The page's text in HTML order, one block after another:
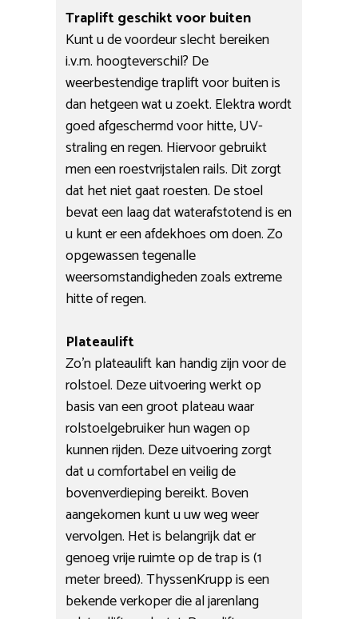
Traplift geschikt voor buiten
Kunt u de voordeur slecht bereiken
i.v.m. hoogteverschil? De
weerbestendige traplift voor buiten is
dan hetgeen wat u zoekt. Elektra wordt
goed afgeschermd voor hitte, UV-
straling en regen. Hiervoor gebruikt
men een roestvrijstalen rails. Dit zorgt
dat het niet gaat roesten. De stoel
bevat een laag dat waterafstotend is en
u kunt er een afdekhoes om doen. Zo
opgewassen tegenalle
weersomstandigheden zoals extreme
hitte of regen.
Plateaulift
Zo’n plateaulift kan handig zijn voor de
rolstoel. Deze uitvoering werkt op
basis van een groot plateau waar
rolstoelgebruiker hun wagen op
kunnen rijden. Deze uitvoering zorgt
dat u comfortabel en veilig de
bovenverdieping bereikt. Boven
aangekomen kunt u uw weg weer
vervolgen. Het is belangrijk dat er
genoeg vrije ruimte op de trap is (1
meter breed). ThyssenKrupp is een
bekende verkoper die al jarenlang